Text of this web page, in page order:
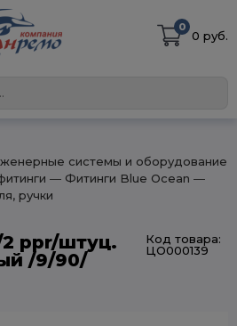
0
0 руб.
системы и оборудование
― Фитинги Blue Ocean ―
ручки
ppr/штуц.
/9/90/
Код товара:
ЦО000139